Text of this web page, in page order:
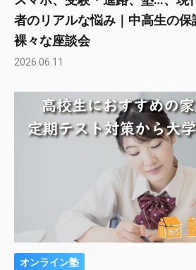
者のリアルな悩み｜中高生の
裸々な座談会
2026.06.11
オンライン塾